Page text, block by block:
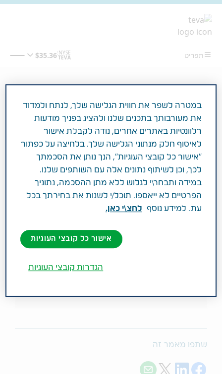
מסלולה של תרופה
שתפו מאמר זה
Share on Facebook
Share on LinkedIn
Share on Twitter
Share with E-mail
במטרה לשפר את חווית הגלישה שלך, לנתח ולמדוד
את מעורבותך בתכנים שלנו ולהציג בפניך מודעות
רלוונטיות באתרים אחרים, נודה לקבלת אישור
לאיסוף חלק מנתוני הגלישה שלך. בלחיצה על כפתור
"אישור כל קובצי העוגיות", הנך נותן את הסכמתך
לכך, וכן לשיתוף נתונים אלה עם השותפים שלנו.
במידה ותבחר\י לגלוש ללא מתן ההסכמה, נתוניך
הפרטיים לא ייאספו. תוכל/י לשנות את בחירתך בכל
עת. למידע נוסף
לחצ\י כאן.
אישור כל קובצי העוגיות
הגדרות קובצי העוגיות